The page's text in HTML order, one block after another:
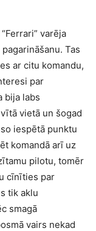
varēja
Tas
ar citu komandu,
par
bija labs
vietā un šogad
iespētā punktu
komandā arī uz
pilotu, tomēr
cīnīties par
tik aklu
smagā
vairs nekad